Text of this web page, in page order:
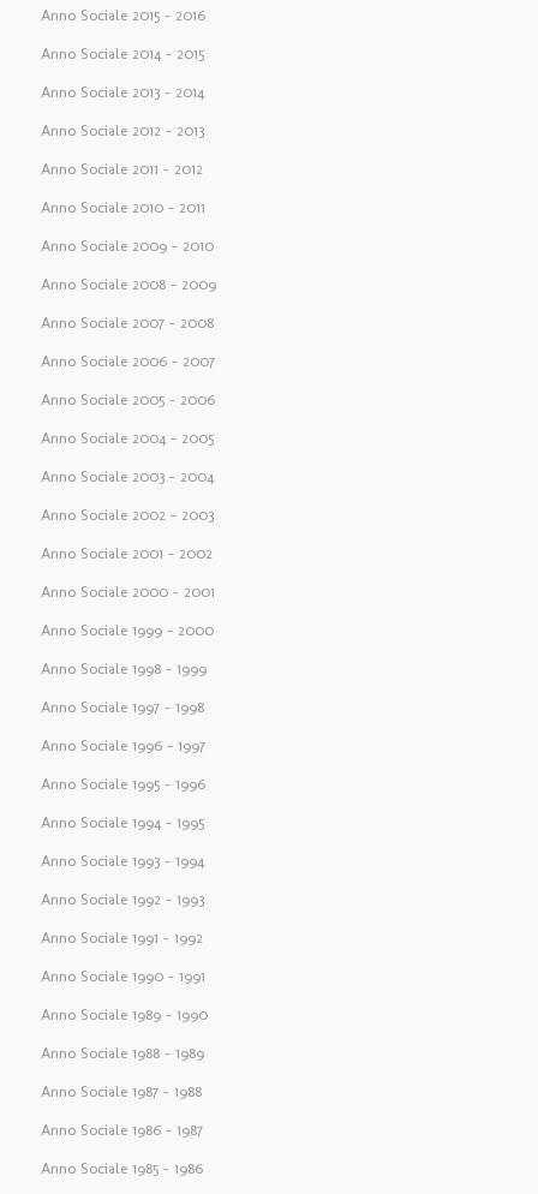
Anno Sociale 2015 – 2016
Anno Sociale 2014 – 2015
Anno Sociale 2013 – 2014
Anno Sociale 2012 – 2013
Anno Sociale 2011 – 2012
Anno Sociale 2010 – 2011
Anno Sociale 2009 – 2010
Anno Sociale 2008 – 2009
Anno Sociale 2007 – 2008
Anno Sociale 2006 – 2007
Anno Sociale 2005 – 2006
Anno Sociale 2004 – 2005
Anno Sociale 2003 – 2004
Anno Sociale 2002 – 2003
Anno Sociale 2001 – 2002
Anno Sociale 2000 – 2001
Anno Sociale 1999 – 2000
Anno Sociale 1998 – 1999
Anno Sociale 1997 – 1998
Anno Sociale 1996 – 1997
Anno Sociale 1995 – 1996
Anno Sociale 1994 – 1995
Anno Sociale 1993 – 1994
Anno Sociale 1992 – 1993
Anno Sociale 1991 – 1992
Anno Sociale 1990 – 1991
Anno Sociale 1989 – 1990
Anno Sociale 1988 – 1989
Anno Sociale 1987 – 1988
Anno Sociale 1986 – 1987
Anno Sociale 1985 – 1986